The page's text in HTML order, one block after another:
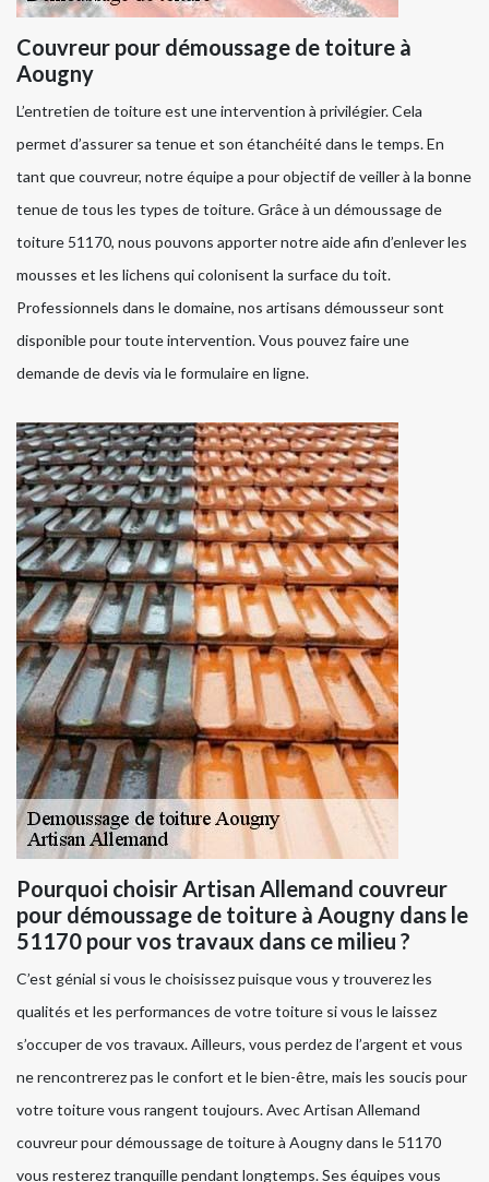
Couvreur pour démoussage de toiture à
Aougny
L’entretien de toiture est une intervention à privilégier. Cela
permet d’assurer sa tenue et son étanchéité dans le temps. En
tant que couvreur, notre équipe a pour objectif de veiller à la bonne
tenue de tous les types de toiture. Grâce à un démoussage de
toiture 51170, nous pouvons apporter notre aide afin d’enlever les
mousses et les lichens qui colonisent la surface du toit.
Professionnels dans le domaine, nos artisans démousseur sont
disponible pour toute intervention. Vous pouvez faire une
demande de devis via le formulaire en ligne.
Pourquoi choisir Artisan Allemand couvreur
pour démoussage de toiture à Aougny dans le
51170 pour vos travaux dans ce milieu ?
C’est génial si vous le choisissez puisque vous y trouverez les
qualités et les performances de votre toiture si vous le laissez
s’occuper de vos travaux. Ailleurs, vous perdez de l’argent et vous
ne rencontrerez pas le confort et le bien-être, mais les soucis pour
votre toiture vous rangent toujours. Avec Artisan Allemand
couvreur pour démoussage de toiture à Aougny dans le 51170
vous resterez tranquille pendant longtemps. Ses équipes vous